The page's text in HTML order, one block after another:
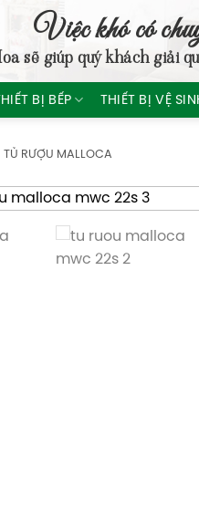
Việc khó có
sẽ giúp quý khách giải
BỊ BẾP THIẾT BỊ VỆ
TỦ RƯỢU MALLOCA